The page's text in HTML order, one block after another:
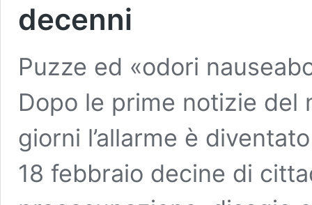
decenni
Puzze ed «odori
Dopo le prime notizie del
giorni l’allarme è
18 febbraio decine di